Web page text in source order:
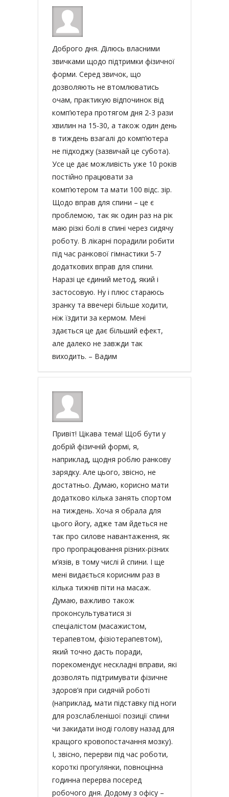
Доброго дня. Ділюсь власними
звичками щодо підтримки фізичної
форми. Серед звичок, що
дозволяють не втомлюватись
очам, практикую відпочинок від
комп’ютера протягом дня 2-3 рази
хвилин на 15-30, а також один день
в тиждень взагалі до комп’ютера
не підходжу (зазвичай це субота).
Усе це дає можливість уже 10 років
постійно працювати за
комп’ютером та мати 100 відс. зір.
Щодо вправ для спини – це є
проблемою, так як один раз на рік
маю різкі болі в спині через сидячу
роботу. В лікарні порадили робити
під час ранкової гімнастики 5-7
додаткових вправ для спини.
Наразі це єдиний метод, який і
застосовую. Ну і плюс стараюсь
зранку та ввечері більше ходити,
ніж їздити за кермом. Мені
здається це дає більший ефект,
але далеко не завжди так
виходить. – Вадим
Привіт! Цікава тема! Щоб бути у
добрій фізичній формі, я,
наприклад, щодня роблю ранкову
зарядку. Але цього, звісно, не
достатньо. Думаю, корисно мати
додатково кілька занять спортом
на тиждень. Хоча я обрала для
цього йогу, адже там йдеться не
так про силове навантаження, як
про пропрацювання різних-різних
м’язів, в тому числі й спини. І ще
мені видається корисним раз в
кілька тижнів піти на масаж.
Думаю, важливо також
проконсультуватися зі
спеціалістом (масажистом,
терапевтом, фізіотерапевтом),
який точно дасть поради,
порекомендує нескладні вправи, які
дозволять підтримувати фізичне
здоров’я при сидячій роботі
(наприклад, мати підставку під ноги
для розслабленішої позиції спини
чи закидати іноді голову назад для
кращого кровопостачання мозку).
І, звісно, перерви під час роботи,
короткі прогулянки, повноцінна
годинна перерва посеред
робочого дня. Додому з офісу –